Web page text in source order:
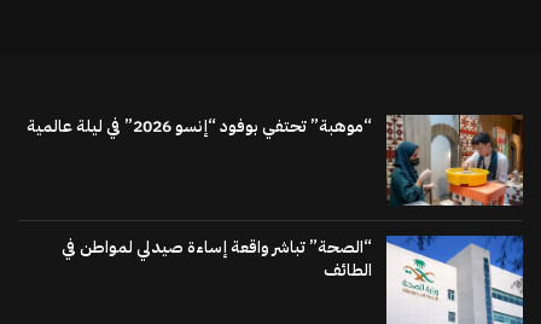
“موهبة” تحتفي بوفود “إنسو 2026” في ليلة عالمية
“الصحة” تباشر واقعة إساءة صيدلي لمواطن في
الطائف